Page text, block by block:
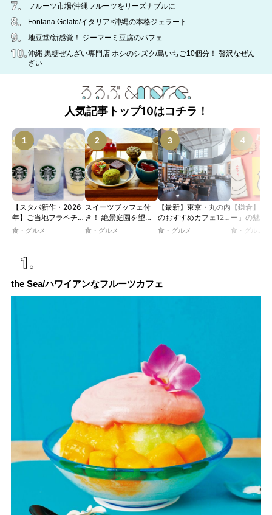
フルーツ市場/沖縄フルーツをリーズナブルに
Fontana Gelato/イタリア×沖縄の本格ジェラート
地豆堂/新感覚！ ジーマーミ豆腐のパフェ
沖縄 黒糖ぜんざい専門店 ホシのシズク/島いちご10個分！ 贅沢なぜん
ざい
人気記事トップ10はコチラ！
【スタバ新作・2026
年】ご当地フラペチー
ノが新登場！ 地域と
JIMOTO
PROGRAM」が青
森・群馬・沖縄で始
動。6種類を飲んで実
食レポート
食・グルメ
スイーツブッフェ付
き！ 絶景庭園を望む
ホテルレストランで味
食・グルメ
【最新】東京・丸の内
のおすすめカフェ12
選｜ひとりでゆったり
食・グルメ
【鎌倉】「
ー」の魅力
説！ 定番商
食・グルメ
the Sea/ハワイアンなフルーツカフェ